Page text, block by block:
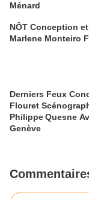
Ménard
NÔT Conception
Marlene Monteiro
Derniers Feux Conception Némo
Flouret Scénographie Némo Flouret,
Philippe Quesne Avec la Comédie de
Genève